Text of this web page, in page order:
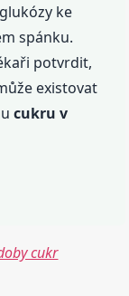
ke
spánku.
potvrdit,
existovat
cukru v
cukr